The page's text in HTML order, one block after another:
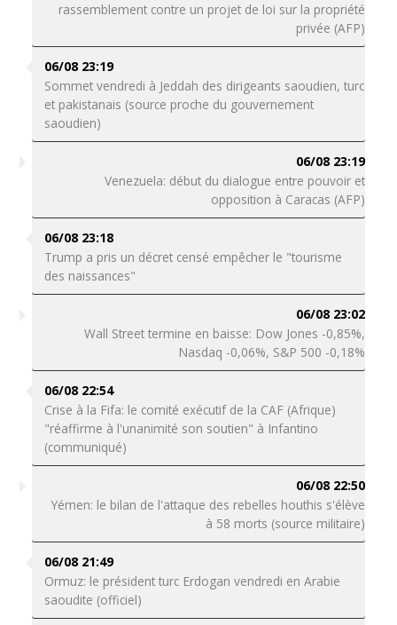
rassemblement contre un projet de loi sur la propriété
privée (AFP)
06/08 23:19
Sommet vendredi à Jeddah des dirigeants saoudien, turc
et pakistanais (source proche du gouvernement
saoudien)
06/08 23:19
Venezuela: début du dialogue entre pouvoir et
opposition à Caracas (AFP)
06/08 23:18
Trump a pris un décret censé empêcher le "tourisme
des naissances"
06/08 23:02
Wall Street termine en baisse: Dow Jones -0,85%,
Nasdaq -0,06%, S&P 500 -0,18%
06/08 22:54
Crise à la Fifa: le comité exécutif de la CAF (Afrique)
"réaffirme à l'unanimité son soutien" à Infantino
(communiqué)
06/08 22:50
Yémen: le bilan de l'attaque des rebelles houthis s'élève
à 58 morts (source militaire)
06/08 21:49
Ormuz: le président turc Erdogan vendredi en Arabie
saoudite (officiel)